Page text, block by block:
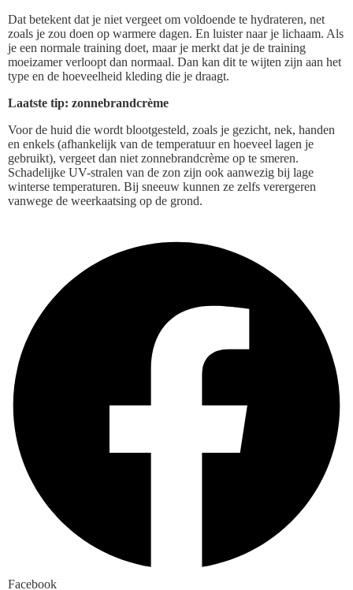
Dat betekent dat je niet vergeet om voldoende te hydrateren, net
zoals je zou doen op warmere dagen. En luister naar je lichaam. Als
je een normale training doet, maar je merkt dat je de training
moeizamer verloopt dan normaal. Dan kan dit te wijten zijn aan het
type en de hoeveelheid kleding die je draagt.
Laatste tip: zonnebrandcrème
Voor de huid die wordt blootgesteld, zoals je gezicht, nek, handen
en enkels (afhankelijk van de temperatuur en hoeveel lagen je
gebruikt), vergeet dan niet zonnebrandcrème op te smeren.
Schadelijke UV-stralen van de zon zijn ook aanwezig bij lage
winterse temperaturen. Bij sneeuw kunnen ze zelfs verergeren
vanwege de weerkaatsing op de grond.
Facebook